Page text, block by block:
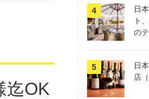
迄OK
日
ト
の
日
店